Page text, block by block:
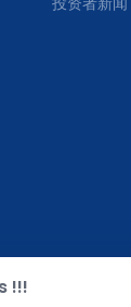
!!!